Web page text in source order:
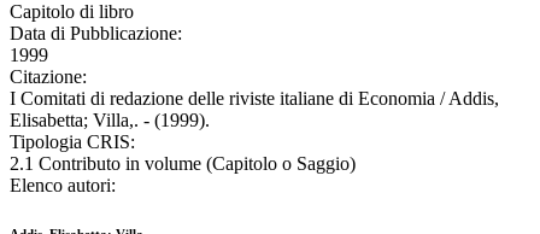
Capitolo di libro
Data di Pubblicazione:
1999
Citazione:
I Comitati di redazione delle riviste italiane di Economia / Addis,
Elisabetta; Villa,. - (1999).
Tipologia CRIS:
2.1 Contributo in volume (Capitolo o Saggio)
Elenco autori: